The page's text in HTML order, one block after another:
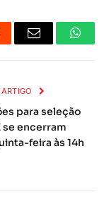
E-
para seleção
se encerram
feira às 14h